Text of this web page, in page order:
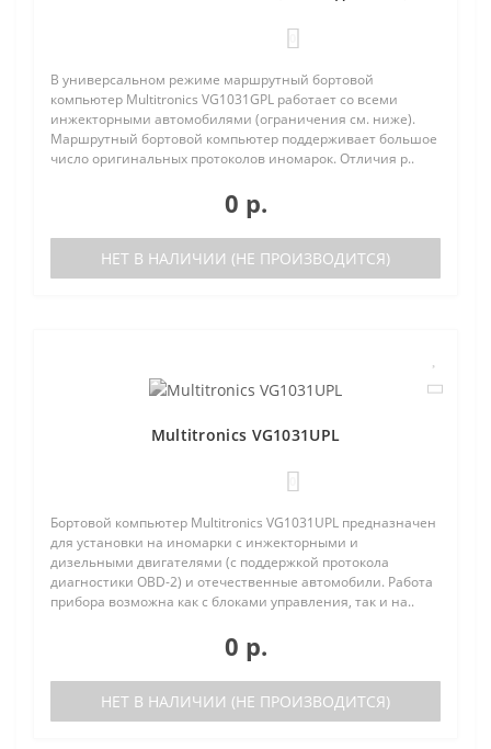
В универсальном режиме маршрутный бортовой
компьютер Multitronics VG1031GPL работает со всеми
инжекторными автомобилями (ограничения см. ниже).
Маршрутный бортовой компьютер поддерживает большое
число оригинальных протоколов иномарок. Отличия р..
0 р.
НЕТ В НАЛИЧИИ (НЕ ПРОИЗВОДИТСЯ)
Multitronics VG1031UPL
Бортовой компьютер Multitronics VG1031UPL предназначен
для установки на иномарки с инжекторными и
дизельными двигателями (с поддержкой протокола
диагностики OBD-2) и отечественные автомобили. Работа
прибора возможна как с блоками управления, так и на..
0 р.
НЕТ В НАЛИЧИИ (НЕ ПРОИЗВОДИТСЯ)